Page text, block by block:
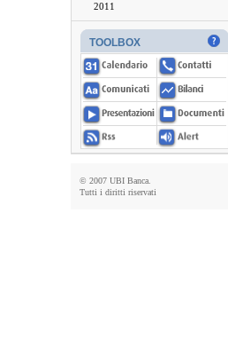
2011
TOOLBOX
© 2007 UBI Banca.
Tutti i diritti riservati